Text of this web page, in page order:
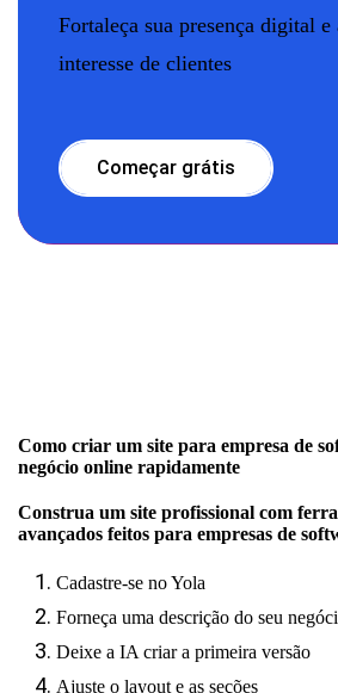
Fortaleça sua presença digital e
interesse de clientes
Começar grátis
Como criar um site para empresa de
negócio online rapidamente
Construa um site profissional com
avançados feitos para empresas de
Cadastre-se no Yola
Forneça uma descrição do seu
Deixe a IA criar a primeira versão
Ajuste o layout e as seções